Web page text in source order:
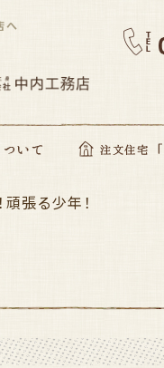
へ
み 注文住宅「Original」
平屋住宅
張る少年！